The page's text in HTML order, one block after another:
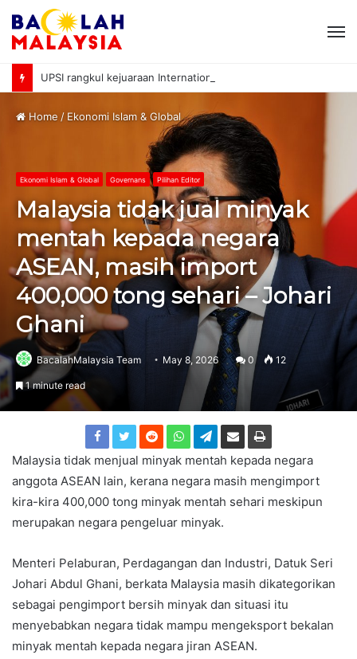
Home / Ekonomi Islam & Global
Ekonomi Islam & Global Governans Pilihan Editor
Malaysia tidak jual minyak
mentah kepada negara
ASEAN, masih import
400,000 tong sehari – Johari
Ghani
BacalahMalaysia Team May 8, 2026 0 12
1 minute read
Malaysia tidak menjual minyak mentah kepada negara
anggota ASEAN lain, kerana negara masih mengimport
kira-kira 400,000 tong minyak mentah sehari meskipun
merupakan negara pengeluar minyak.
Menteri Pelaburan, Perdagangan dan Industri, Datuk Seri
Johari Abdul Ghani, berkata Malaysia masih dikategorikan
sebagai pengimport bersih minyak dan situasi itu
menyebabkan negara tidak mampu mengeksport bekalan
minyak mentah kepada negara jiran ASEAN.